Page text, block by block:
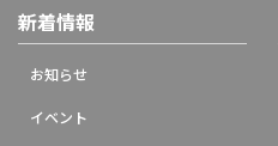
新着情報
お知らせ
イベント